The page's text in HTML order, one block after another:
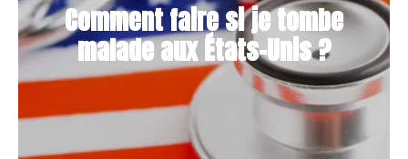
Comment faire si je tombe
malade aux États-Unis ?